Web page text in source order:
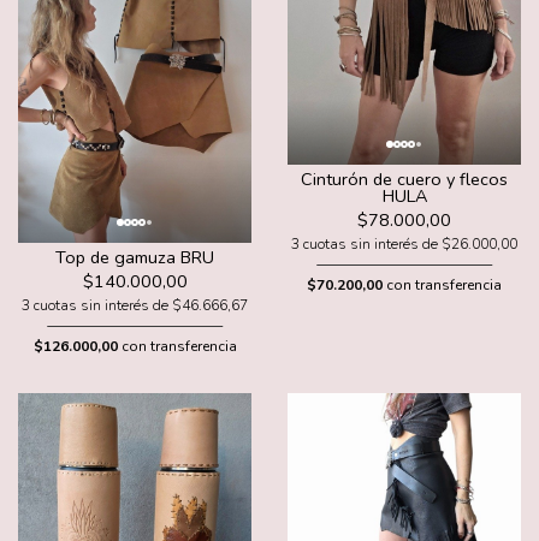
Top de gamuza BRU
$140.000,00
3 cuotas sin interés de $46.666,67
$126.000,00con transferencia
Cinturón de cuero y flecos
HULA
$78.000,00
3 cuotas sin interés de $26.000,00
$70.200,00 con transferencia